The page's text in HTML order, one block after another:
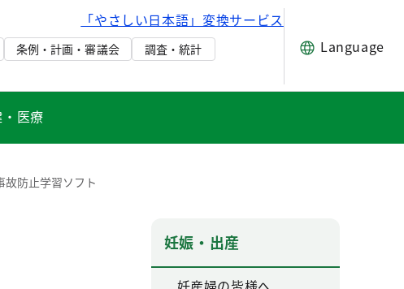
「やさしい日本語」変換サービス
条例・計画・審議会
調査・統計
Language
医療
故防止学習ソフト
妊娠・出産